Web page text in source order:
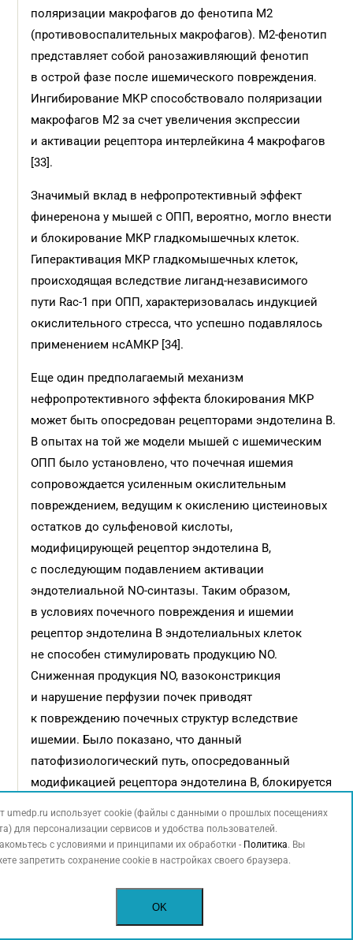
поляризации макрофагов до фенотипа М2
(противовоспалительных макрофагов). М2-фенотип
представляет собой ранозаживляющий фенотип
в острой фазе после ишемического повреждения.
Ингибирование MКР способствовало поляризации
макрофагов М2 за счет увеличения экспрессии
и активации рецептора интерлейкина 4 макрофагов
[33].
Значимый вклад в нефропротективный эффект
финеренона у мышей с ОПП, вероятно, могло внести
и блокирование МКР гладкомышечных клеток.
Гипер­активация МКР гладкомышечных клеток,
происходящая вследствие лиганд-независимого
пути Rac-1 при ОПП, характеризовалась индукцией
окислительного стресса, что успешно подавлялось
применением нсАМКР [34].
Еще один предполагаемый механизм
нефропротективного эффекта блокирования МКР
может быть опосредован рецепторами эндотелина В.
В опытах на той же модели мышей с ишемическим
ОПП было установлено, что почечная ишемия
сопровождается усиленным окислительным
повреждением, ведущим к окислению цистеиновых
остатков до сульфеновой кислоты,
модифицирующей рецептор эндотелина В,
с последующим подавлением активации
эндотелиальной NO-синтазы. Таким образом,
в условиях почечного повреждения и ишемии
рецептор эндотелина В эндотелиальных клеток
не способен стимулировать продукцию NO.
Сниженная продукция NO, вазоконстрикция
и нарушение перфузии почек приводят
к повреждению почечных структур вследствие
ишемии. Было показано, что данный
патофизиологический путь, опосредованный
модификацией рецептора эндотелина В, блокируется
Трансформирующий фактор роста β является
важным цитокином, стимулирующим рост
активирует синтез и отложение коллагена
и ингибирует матриксную металлопротеиназу
umedp.ru использует cookie (файлы с данными о прошлых посещениях
для персонализации сервисов и удобства пользователей.
с условиями и принципами их обработки - Политика. Вы
запретить сохранение cookie в настройках своего браузера.
OK